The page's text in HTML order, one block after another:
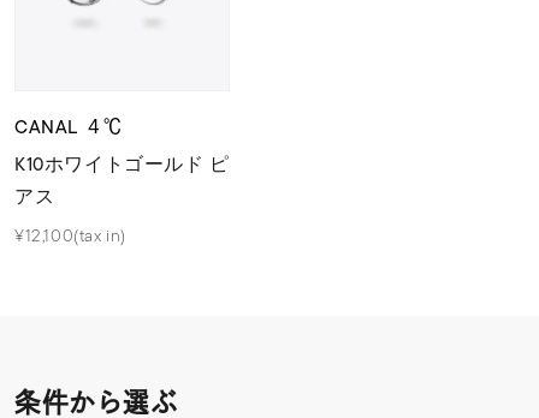
CANAL ４℃
K10ホワイトゴールド ピ
アス
¥12,100(tax in)
条件から選ぶ